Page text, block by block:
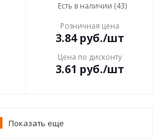
Есть в наличии (43)
Розничная цена
3.84руб./шт
Цена по дисконту
3.61 руб./шт
Показать еще